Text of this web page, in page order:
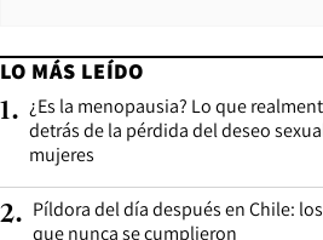
LO MÁS LEÍDO
1. ¿Es la menopausia? Lo que
detrás de la pérdida del deseo
mujeres
2. Píldora del día después en Chile:
que nunca se cumplieron